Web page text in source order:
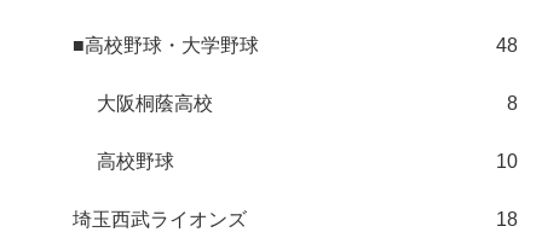
■高校野球・大学野球 48
大阪桐蔭高校 8
高校野球 10
埼玉西武ライオンズ 18